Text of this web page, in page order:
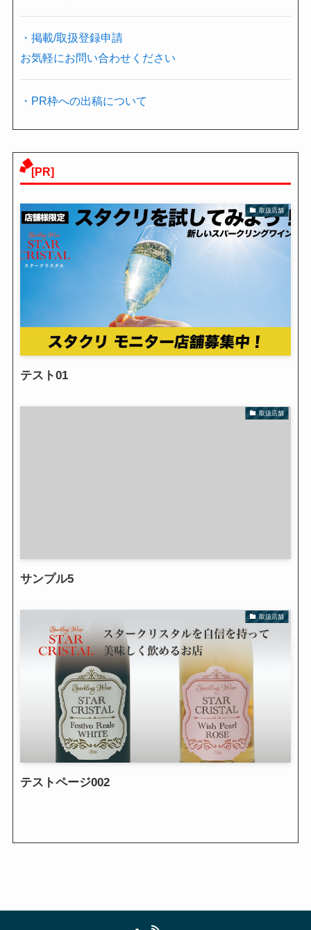
・掲載/取扱登録申請
お気軽にお問い合わせください
・PR枠への出稿について
[PR]
取扱店舗
テスト01
取扱店舗
サンプル5
取扱店舗
テストページ002